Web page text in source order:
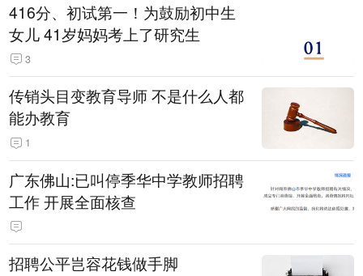
416分、初试第一！为鼓励初中生
女儿 41岁妈妈考上了研究生
3
传销头目变教育导师 不是什么人都
能办教育
1
广东佛山:已叫停季华中学教师招聘
工作 开展全面核查
招聘公平岂容花钱做手脚